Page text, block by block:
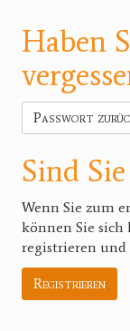
Haben
Passwort
Sind
Wenn Sie zum
können Sie
registrieren und
Registrieren